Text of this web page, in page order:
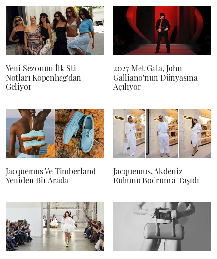
Yeni Sezonun İlk Stil
Notları Kopenhag'dan
Geliyor
2027 Met Gala, John
Galliano'nun Dünyasına
Açılıyor
Jacquemus Ve Timberland
Yeniden Bir Arada
Jacquemus, Akdeniz
Ruhunu Bodrum'a Taşıdı